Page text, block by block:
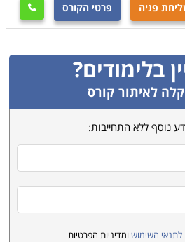
פניה פרטי הקורס 
בלימודים?
לאיתור קורס
נוסף ללא התחייבות:
לתנאי השימוש ומדיניות הפרטיות